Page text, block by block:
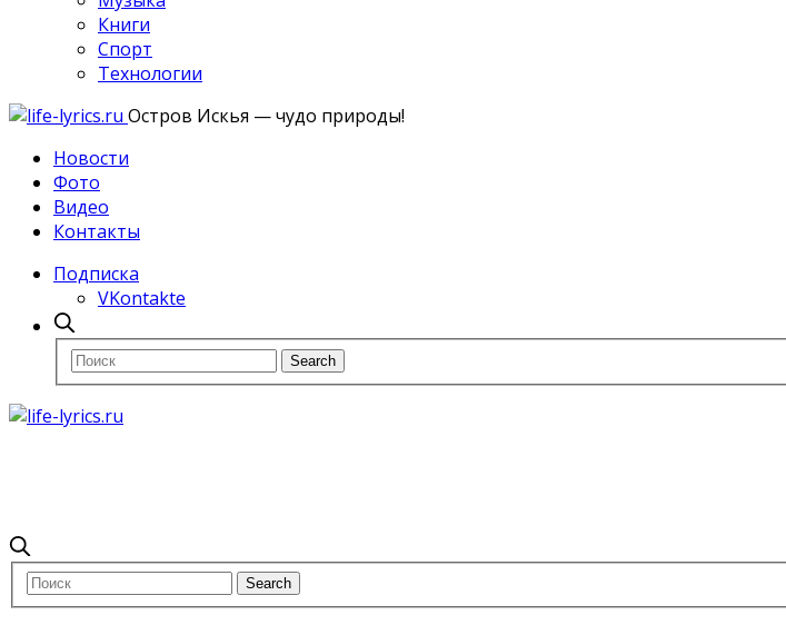
Книги
Спорт
Технологии
Остров Искья — чудо природы!
Новости
Фото
Видео
Контакты
Подписка
VKontakte